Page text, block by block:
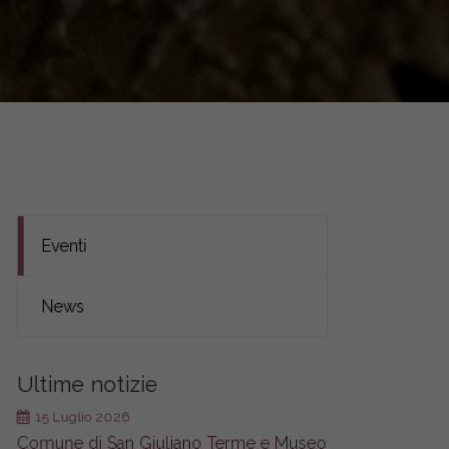
Eventi
News
Ultime notizie
Comune di San Giuliano Terme e Museo
15 Luglio 2026